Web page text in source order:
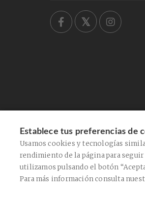
Establece tus preferencias de
Usamos cookies y tecnologías
rendimiento de la página para
utilizamos pulsando el botón
Para más información consulta